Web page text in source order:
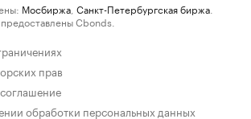
Мосбиржа Санкт-Петербургская биржа
Cbonds.
прав
обработки персональных данных